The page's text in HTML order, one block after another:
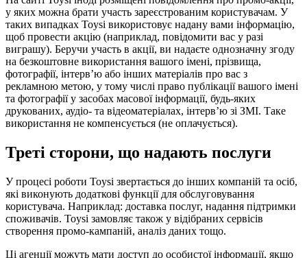
у яких можна брати участь зареєстрованим користувачам. У
таких випадках Toysi використовує надану вами інформацію,
щоб провести акцію (наприклад, повідомити вас у разі
виграшу). Беручи участь в акції, ви надаєте однозначну згоду
на безкоштовне використання вашого імені, прізвища,
фотографії, інтерв’ю або інших матеріалів про вас з
рекламною метою, у тому числі право публікації вашого імені
та фотографії у засобах масової інформації, будь-яких
друкованих, аудіо- та відеоматеріалах, інтерв’ю зі ЗМІ. Таке
використання не компенсується (не оплачується).
Треті сторони, що надають послуги
У процесі роботи Toysi звертається до інших компаній та осіб,
які виконують додаткові функції для обслуговування
користувача. Наприклад: доставка послуг, надання підтримки
споживачів. Toysi замовляє також у відібраних сервісів
створення промо-кампаній, аналіз даних тощо.
Ці агенції можуть мати доступ до особистої інформації, якщо